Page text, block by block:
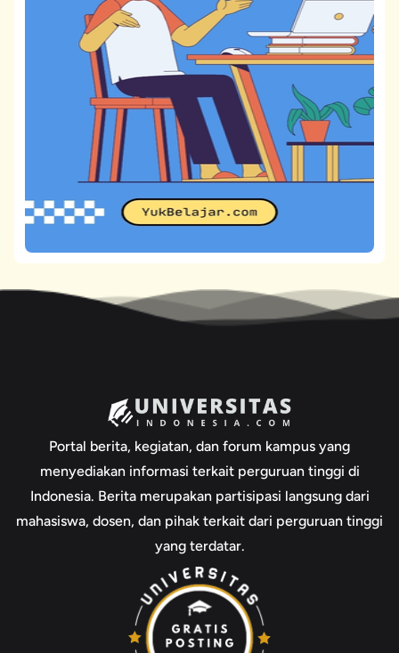
Portal berita, kegiatan, dan forum kampus yang
menyediakan informasi terkait perguruan tinggi di
Indonesia. Berita merupakan partisipasi langsung dari
mahasiswa, dosen, dan pihak terkait dari perguruan tinggi
yang terdatar.